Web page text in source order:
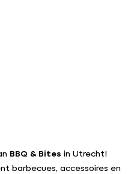
BBQ & Bites in Utrecht!
barbecues, accessoires en